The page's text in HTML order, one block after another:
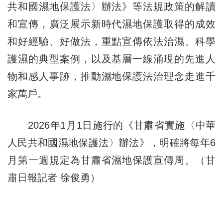
共和國濕地保護法〉辦法》等法規政策的解讀
和宣傳，廣泛展示新時代濕地保護取得的成效
和好經驗、好做法，重點宣傳依法治濕、科學
護濕的典型案例，以及基層一線涌現的先進人
物和感人事跡，推動濕地保護法治理念走進千
家萬戶。
2026年1月1日施行的《甘肅省實施〈中華
人民共和國濕地保護法〉辦法》，明確將每年6
月第一週規定為甘肅省濕地保護宣傳周。（甘
肅日報記者 徐俊勇）